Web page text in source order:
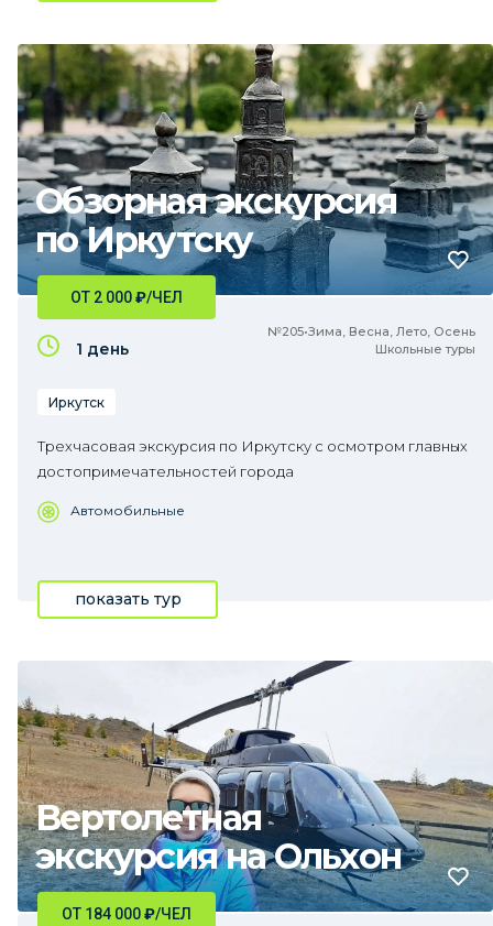
Обзорная экскурсия
по Иркутску
№205•Зима, Весна, Лето, Осень
Школьные туры
ОТ 2 000₽/ЧЕЛ
1 день
Иркутск
Трехчасовая экскурсия по Иркутску с осмотром главных
достопримечательностей города
Автомобильные
показать тур
Вертолетная
экскурсия на Ольхон
ОТ 184 000₽/ЧЕЛ